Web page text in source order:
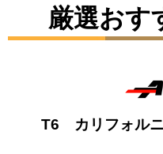
厳選おす
T6 カリフォル